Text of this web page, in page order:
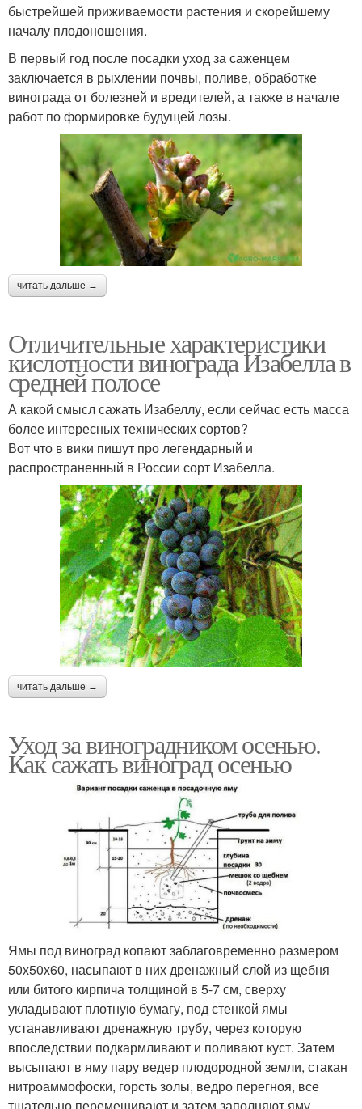
быстрейшей приживаемости растения и скорейшему
началу плодоношения.
В первый год после посадки уход за саженцем
заключается в рыхлении почвы, поливе, обработке
винограда от болезней и вредителей, а также в начале
работ по формировке будущей лозы.
читать дальше →
Отличительные характеристики
кислотности винограда Изабелла в
средней полосе
А какой смысл сажать Изабеллу, если сейчас есть масса
более интересных технических сортов?
Вот что в вики пишут про легендарный и
распространенный в России сорт Изабелла.
читать дальше →
Уход за виноградником осенью.
Как сажать виноград осенью
Ямы под виноград копают заблаговременно размером
50х50х60, насыпают в них дренажный слой из щебня
или битого кирпича толщиной в 5-7 см, сверху
укладывают плотную бумагу, под стенкой ямы
устанавливают дренажную трубу, через которую
впоследствии подкармливают и поливают куст. Затем
высыпают в яму пару ведер плодородной земли, стакан
нитроаммофоски, горсть золы, ведро перегноя, все